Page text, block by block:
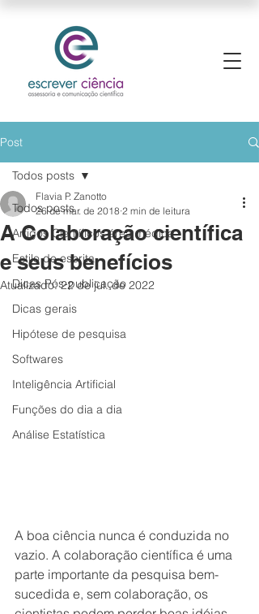
Post
Todos posts
Artigos Científicos área médica
Estilo de escrita
Dicas Pós-publicação
Dicas gerais
Hipótese de pesquisa
Softwares
Inteligência Artificial
Funções do dia a dia
Análise Estatística
Todos posts
A Colaboração científica
e seus benefícios
Flavia P. Zanotto
26 de mar. de 2018 2 min de leitura
Atualizado:22 de jul. de 2022
A boa ciência nunca é conduzida no
vazio. A colaboração científica é uma
parte importante da pesquisa bem-
sucedida e, sem colaboração, os